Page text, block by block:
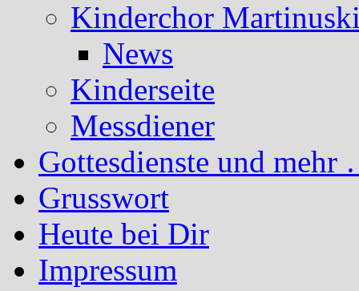
Kinderchor
News
Kinderseite
Messdiener
Gottesdienste und mehr
Grusswort
Heute bei Dir
Impressum